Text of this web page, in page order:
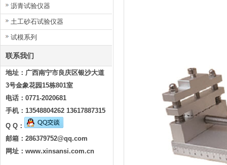
沥青试验仪器
土工砂石试验仪器
试模系列
联系我们
地址：广西南宁市良庆区银沙大道
3号金象花园15栋801室
电话：0771-2020681
手机：13548804262 13617887315
Q Q：
邮箱： 286379752@qq.com
网址：www.xinsansi.com.cn